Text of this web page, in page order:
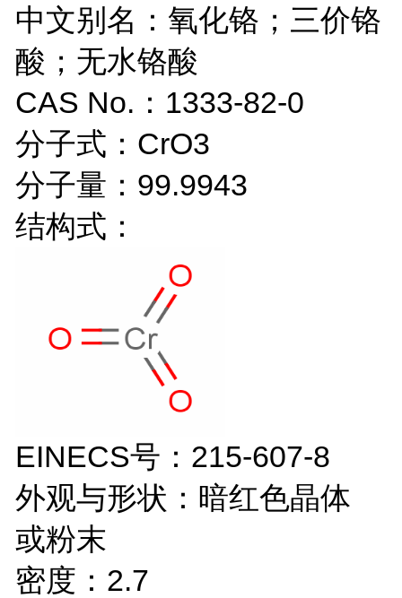
中文别名：氧化铬；三价铬
酸；无水铬酸
CAS No.：1333-82-0
分子式：CrO3
分子量：99.9943
结构式：
EINECS号：215-607-8
外观与形状：暗红色晶体
或粉末
密度：2.7